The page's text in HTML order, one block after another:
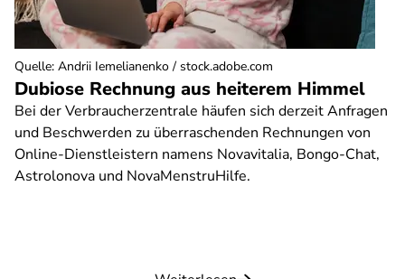
Dubiose Rechnung aus heiterem Himmel
Bei der Verbraucherzentrale häufen sich derzeit Anfragen
und Beschwerden zu überraschenden Rechnungen von
Online-Dienstleistern namens Novavitalia, Bongo-Chat,
Astrolonova und NovaMenstruHilfe.
Quelle: Andrii Iemelianenko / stock.adobe.com